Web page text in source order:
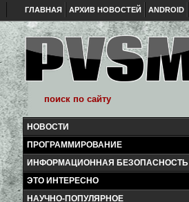
ГЛАВНАЯ АРХИВ НОВОСТЕЙ ANDROID
НОВОСТИ
ПРОГРАММИРОВАНИЕ
ИНФОРМАЦИОННАЯ БЕЗОПАСНОСТЬ
ЭТО ИНТЕРЕСНО
НАУЧНО-ПОПУЛЯРНОЕ